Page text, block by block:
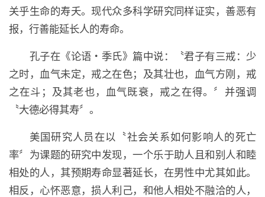
关乎生命的寿夭。现代众多科学研究同样证实，善恶有
报，行善能延长人的寿命。
孔子在《论语‧季氏》篇中说：〝君子有三戒：少
之时，血气未定，戒之在色；及其壮也，血气方刚，戒
之在斗；及其老也，血气既衰，戒之在得。〞并强调
〝大德必得其寿〞。
美国研究人员在以〝社会关系如何影响人的死亡
率〞为课题的研究中发现，一个乐于助人且和别人和睦
相处的人，其预期寿命显著延长，在男性中尤其如此。
相反，心怀恶意，损人利己，和他人相处不融洽的人，